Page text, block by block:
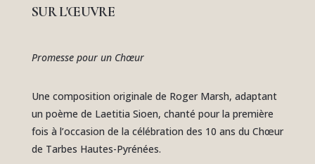
SUR L'ŒUVRE
Promesse pour un Chœur
Une composition originale de Roger Marsh, adaptant
un poème de Laetitia Sioen, chanté pour la première
fois à l’occasion de la célébration des 10 ans du Chœur
de Tarbes Hautes-Pyrénées.